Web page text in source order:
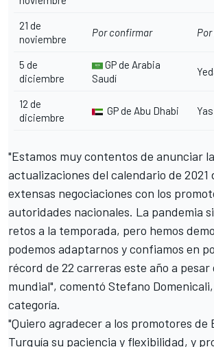
21 de
noviembre
Por confirmar
5 de
diciembre
GP de Arabia
Saudí
12 de
diciembre
GP de Abu Dhabi
"Estamos muy contentos de anunciar
actualizaciones del calendario de 2021
extensas negociaciones con los
autoridades nacionales. La pandemia
retos a la temporada, pero hemos
podemos adaptarnos y confiamos en
récord de 22 carreras este año a pesar
mundial", comentó Stefano Domenicali,
categoría.
"Quiero agradecer a los promotores de
Turquía su paciencia y flexibilidad, y